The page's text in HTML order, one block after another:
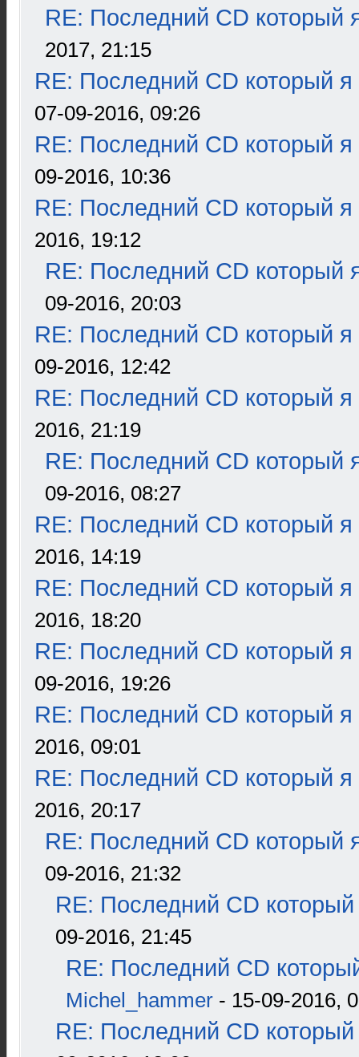
RE: Последний CD который
2017, 21:15
RE: Последний CD который я
07-09-2016, 09:26
RE: Последний CD который я
09-2016, 10:36
RE: Последний CD который я
2016, 19:12
RE: Последний CD который
09-2016, 20:03
RE: Последний CD который я
09-2016, 12:42
RE: Последний CD который я
2016, 21:19
RE: Последний CD который
09-2016, 08:27
RE: Последний CD который я
2016, 14:19
RE: Последний CD который я
2016, 18:20
RE: Последний CD который я
09-2016, 19:26
RE: Последний CD который я
2016, 09:01
RE: Последний CD который я
2016, 20:17
RE: Последний CD который
09-2016, 21:32
RE: Последний CD который
09-2016, 21:45
RE: Последний CD
Michel_hammer - 15-09-2016,
RE: Последний CD который